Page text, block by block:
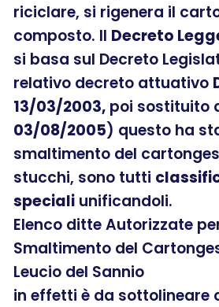
riciclare, si rigenera il
composto. Il Decreto
si basa sul Decreto
relativo decreto attuativo
13/03/2003, poi sostituito
03/08/2005) questo ha
smaltimento del
stucchi, sono tutti
speciali unificandoli.
Elenco ditte Autorizzate
Smaltimento del
Leucio del Sannio
in effetti è da sottolineare